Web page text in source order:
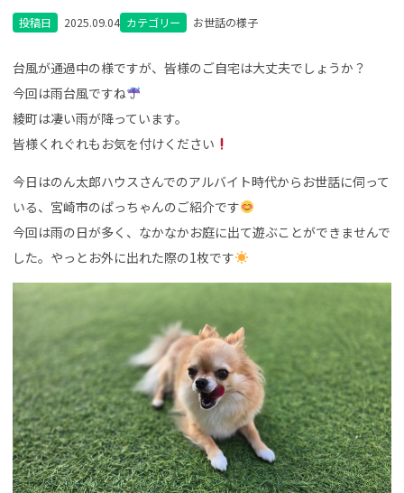
投稿日 2025.09.04 カテゴリー お世話の様子
台風が通過中の様ですが、皆様のご自宅は大丈夫でしょうか？
今回は雨台風ですね
綾町は凄い雨が降っています。
皆様くれぐれもお気を付けください
今日はのん太郎ハウスさんでのアルバイト時代からお世話に伺って
いる、宮崎市のぱっちゃんのご紹介です
今回は雨の日が多く、なかなかお庭に出て遊ぶことができませんで
した。やっとお外に出れた際の1枚です